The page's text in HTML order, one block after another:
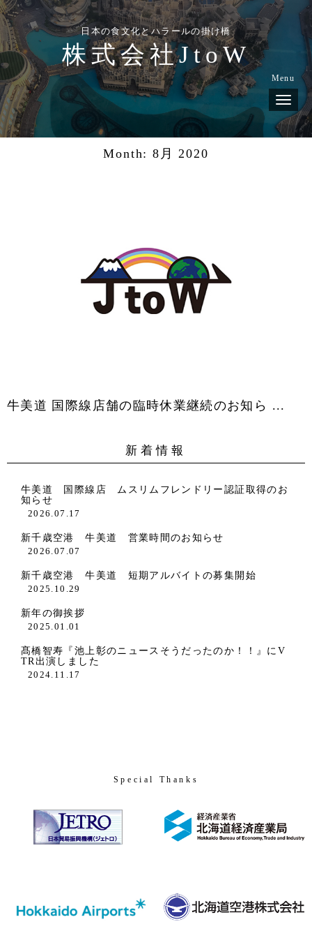
日本の食文化とハラールの掛け橋
株式会社JtoW
Menu
N
a
v
Month: 8月 2020
牛美道 国際線店舗の臨時休業継続のお知ら ...
新着情報
牛美道 国際線店 ムスリムフレンドリー認証取得のお
知らせ
2026.07.17
新千歳空港 牛美道 営業時間のお知らせ
2026.07.07
新千歳空港 牛美道 短期アルバイトの募集開始
2025.10.29
新年の御挨拶
2025.01.01
髙橋智寿『池上彰のニュースそうだったのか！！』にV
TR出演しました
2024.11.17
Special Thanks